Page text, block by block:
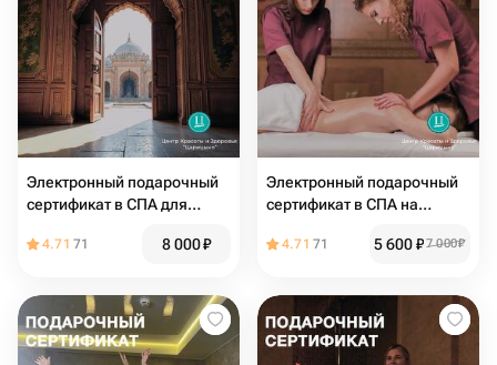
Электронный подарочный
сертификат в СПА для
4.71 71 8 000₽
Электронный подарочный
сертификат в СПА на
девушки или для мужчины
4.71 71 5 600₽7 000₽